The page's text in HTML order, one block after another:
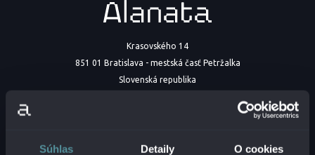
Súhlas Detaily O cookies
Krasovského 14
851 01 Bratislava - mestská časť Petržalka
Slovenská republika
IČ DPH:SK2121747573